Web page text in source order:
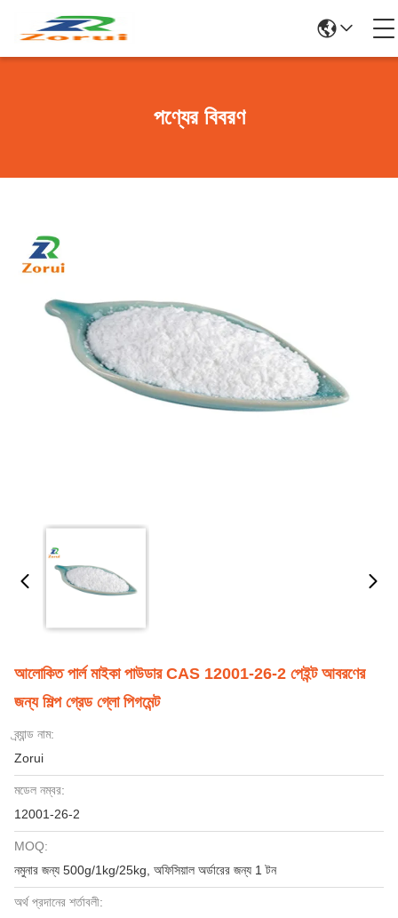
পণ্যের বিবরণ
আলোকিত পার্ল মাইকা পাউডার CAS 12001-26-2 পেইন্ট আবরণের
জন্য শিল্প গ্রেড গ্লো পিগমেন্ট
ব্র্যান্ড নাম:
Zorui
মডেল নম্বর:
12001-26-2
MOQ:
নমুনার জন্য 500g/1kg/25kg, অফিসিয়াল অর্ডারের জন্য 1 টন
অর্থ প্রদানের শর্তাবলী: